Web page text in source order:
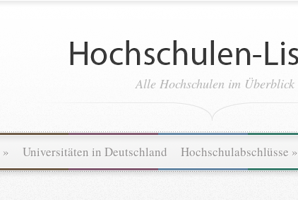
Alle Hochschulen im Überblick
» Universitäten in Deutschland Hochschulabschlüsse »